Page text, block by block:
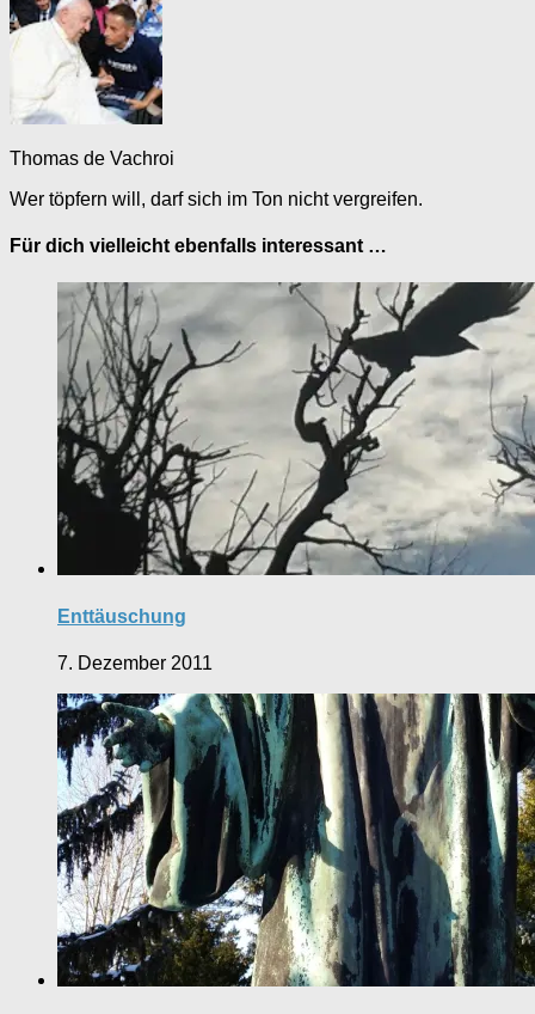
Thomas de Vachroi
Wer töpfern will, darf sich im Ton nicht vergreifen.
Für dich vielleicht ebenfalls interessant …
Enttäuschung
7. Dezember 2011